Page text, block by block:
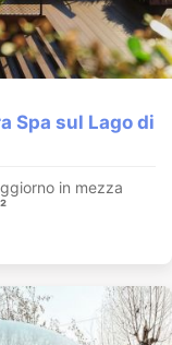
Spa sul Lago di
in mezza